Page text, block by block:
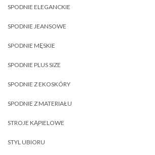
SPODNIE ELEGANCKIE
SPODNIE JEANSOWE
SPODNIE MĘSKIE
SPODNIE PLUS SIZE
SPODNIE Z EKOSKÓRY
SPODNIE Z MATERIAŁU
STROJE KĄPIELOWE
STYL UBIORU